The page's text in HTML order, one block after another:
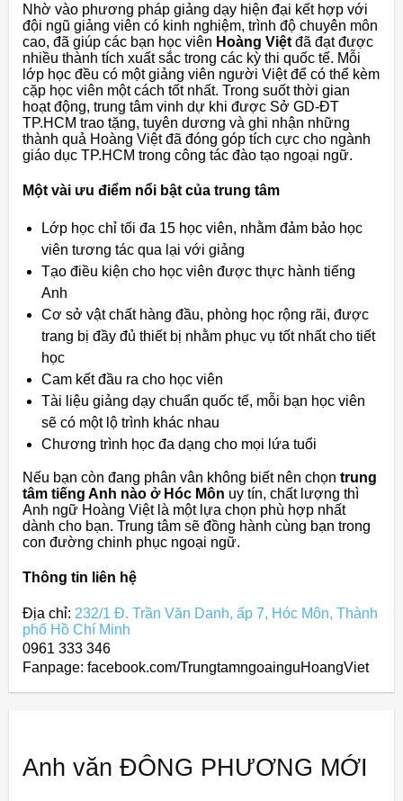
Nhờ vào phương pháp giảng dạy hiện đại kết hợp với
đội ngũ giảng viên có kinh nghiệm, trình độ chuyên môn
cao, đã giúp các bạn học viên Hoàng Việt đã đạt được
nhiều thành tích xuất sắc trong các kỳ thi quốc tế. Mỗi
lớp học đều có một giảng viên người Việt để có thể kèm
cặp học viên một cách tốt nhất. Trong suốt thời gian
hoạt động, trung tâm vinh dự khi được Sở GD-ĐT
TP.HCM trao tặng, tuyên dương và ghi nhận những
thành quả Hoàng Việt đã đóng góp tích cực cho ngành
giáo dục TP.HCM trong công tác đào tạo ngoại ngữ.
Một vài ưu điểm nổi bật của trung tâm
Lớp học chỉ tối đa 15 học viên, nhằm đảm bảo học
viên tương tác qua lại với giảng
Tạo điều kiện cho học viên được thực hành tiếng
Anh
Cơ sở vật chất hàng đầu, phòng học rộng rãi, được
trang bị đầy đủ thiết bị nhằm phục vụ tốt nhất cho tiết
học
Cam kết đầu ra cho học viên
Tài liệu giảng dạy chuẩn quốc tế, mỗi bạn học viên
sẽ có một lộ trình khác nhau
Chương trình học đa dạng cho mọi lứa tuổi
Nếu bạn còn đang phân vân không biết nên chọn trung
tâm tiếng Anh nào ở Hóc Môn uy tín, chất lượng thì
Anh ngữ Hoàng Việt là một lựa chọn phù hợp nhất
dành cho bạn. Trung tâm sẽ đồng hành cùng bạn trong
con đường chinh phục ngoại ngữ.
Thông tin liên hệ
Địa chỉ: 232/1 Đ. Trần Văn Danh, ấp 7, Hóc Môn, Thành
phố Hồ Chí Minh
0961 333 346
Fanpage: facebook.com/TrungtamngoainguHoangViet
Anh văn ĐÔNG PHƯƠNG MỚI